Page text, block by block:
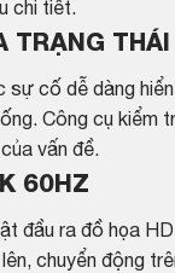
chi tiết.
TRẠNG THÁI
sự cố dễ dàng
Công cụ kiểm
vấn đề.
60HZ
đầu ra đồ họa
chuyển động